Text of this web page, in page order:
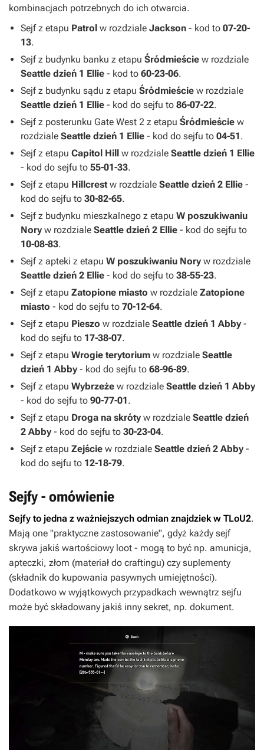
kombinacjach potrzebnych do ich otwarcia.
Sejf z etapu Patrol w rozdziale Jackson - kod to 07-20-
13.
Sejf z budynku banku z etapu Śródmieście w rozdziale
Seattle dzień 1 Ellie - kod to 60-23-06.
Sejf z budynku sądu z etapu Śródmieście w rozdziale
Seattle dzień 1 Ellie - kod do sejfu to 86-07-22.
Sejf z posterunku Gate West 2 z etapu Śródmieście w
rozdziale Seattle dzień 1 Ellie - kod do sejfu to 04-51.
Sejf z etapu Capitol Hill w rozdziale Seattle dzień 1 Ellie
- kod do sejfu to 55-01-33.
Sejf z etapu Hillcrest w rozdziale Seattle dzień 2 Ellie -
kod do sejfu to 30-82-65.
Sejf z budynku mieszkalnego z etapu W poszukiwaniu
Nory w rozdziale Seattle dzień 2 Ellie - kod do sejfu to
10-08-83.
Sejf z apteki z etapu W poszukiwaniu Nory w rozdziale
Seattle dzień 2 Ellie - kod do sejfu to 38-55-23.
Sejf z etapu Zatopione miasto w rozdziale Zatopione
miasto - kod do sejfu to 70-12-64.
Sejf z etapu Pieszo w rozdziale Seattle dzień 1 Abby -
kod do sejfu to 17-38-07.
Sejf z etapu Wrogie terytorium w rozdziale Seattle
dzień 1 Abby - kod do sejfu to 68-96-89.
Sejf z etapu Wybrzeże w rozdziale Seattle dzień 1 Abby
- kod do sejfu to 90-77-01.
Sejf z etapu Droga na skróty w rozdziale Seattle dzień
2 Abby - kod do sejfu to 30-23-04.
Sejf z etapu Zejście w rozdziale Seattle dzień 2 Abby -
kod do sejfu to 12-18-79.
Sejfy - omówienie
Sejfy to jedna z ważniejszych odmian znajdziek w TLoU2.
Mają one "praktyczne zastosowanie", gdyż każdy sejf
skrywa jakiś wartościowy loot - mogą to być np. amunicja,
apteczki, złom (materiał do craftingu) czy suplementy
(składnik do kupowania pasywnych umiejętności).
Dodatkowo w wyjątkowych przypadkach wewnątrz sejfu
może być składowany jakiś inny sekret, np. dokument.